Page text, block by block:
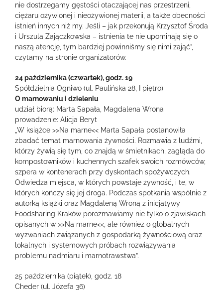
nie dostrzegamy gęstości otaczającej nas przestrzeni,
ciężaru ożywionej i nieożywionej materii, a także obecności
istnień innych niż my. Jeśli – jak przekonują Krzysztof Środa
i Urszula Zajączkowska – istnienia te nie upominają się o
naszą atencję, tym bardziej powinniśmy się nimi zająć”,
czytamy na stronie organizatorów.
24 października (czwartek), godz. 19
Spółdzielnia Ogniwo (ul. Paulińska 28, I piętro)
O marnowaniu i dzieleniu
udział biorą: Marta Sapała, Magdalena Wrona
prowadzenie: Alicja Beryt
„W książce >>Na marne<< Marta Sapała postanowiła
zbadać temat marnowania żywności. Rozmawia z ludźmi,
którzy żywią się tym, co znajdą w śmietnikach, zagląda do
kompostowników i kuchennych szafek swoich rozmówców,
szpera w kontenerach przy dyskontach spożywczych.
Odwiedza miejsca, w których powstaje żywność, i te, w
których kończy się jej droga. Podczas spotkania wspólnie z
autorką książki oraz Magdaleną Wroną z inicjatywy
Foodsharing Kraków porozmawiamy nie tylko o zjawiskach
opisanych w >>Na marne<<, ale również o globalnych
wyzwaniach związanych z gospodarką żywnościową oraz
lokalnych i systemowych próbach rozwiązywania
problemu nadmiaru i marnotrawstwa”.
25 października (piątek), godz. 18
Cheder (ul. Józefa 36)